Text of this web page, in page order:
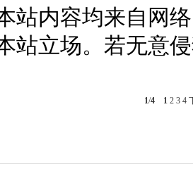
站内容均来自网
站立场。若无意
1/4 1 2 3 4